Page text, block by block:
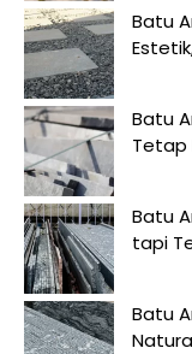
Batu
Batu
Tetap
Batu
tapi
Batu